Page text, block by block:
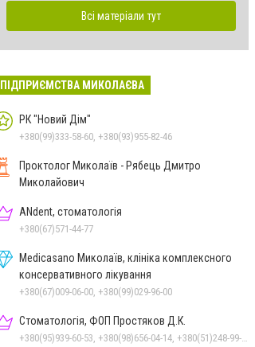
Всі матеріали тут
ПІДПРИЄМСТВА МИКОЛАЄВА
РК "Новий Дім"
+380(99)333-58-60, +380(93)955-82-46
Проктолог Миколаїв - Рябець Дмитро
Миколайович
ANdent, стоматологія
+380(67)571-44-77
Medicasano Миколаїв, клініка комплексного
консервативного лікування
+380(67)009-06-00, +380(99)029-96-00
Стоматологія, ФОП Простяков Д.К.